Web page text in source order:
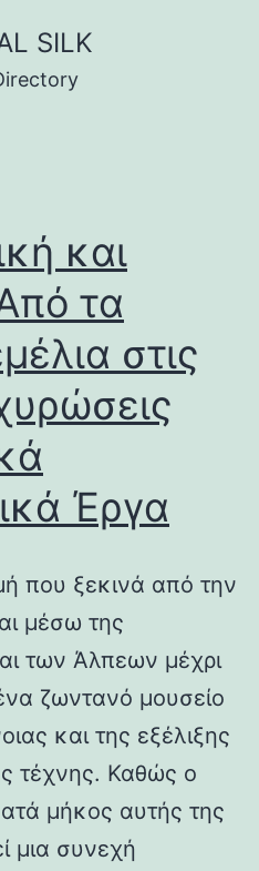
SILK
και
τα
στις
Έργα
που ξεκινά από την
μέσω της
των Άλπεων μέχρι
ζωντανό μουσείο
και της εξέλιξης
τέχνης. Καθώς ο
μήκος αυτής της
μια συνεχή